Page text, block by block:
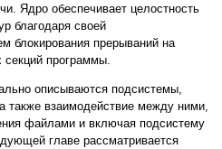
Ядро обеспечивает целостность
благодаря своей
блокирования прерываний на
секций программы.
описываются подсистемы,
также взаимодействие между ними,
файлами и включая подсистему
главе рассматривается